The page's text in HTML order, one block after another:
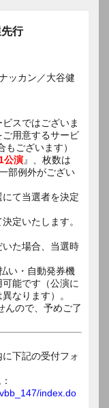
行
ッカン／大谷健
スではございま
用意するサービ
ございます）
1公演』、枚数は
部例外がござい
にて当選者を決定
定いたします。
いた場合、当選時
い・自動発券機
能です（公演に
なります）。
ので、予めご了
下記の受付フォ
index.do